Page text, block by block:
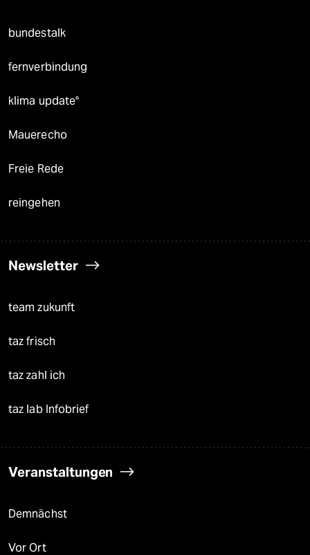
bundestalk
fernverbindung
klima update°
Mauerecho
Freie Rede
reingehen
Newsletter
team zukunft
taz frisch
taz zahl ich
taz lab Infobrief
Veranstaltungen
Demnächst
Vor Ort